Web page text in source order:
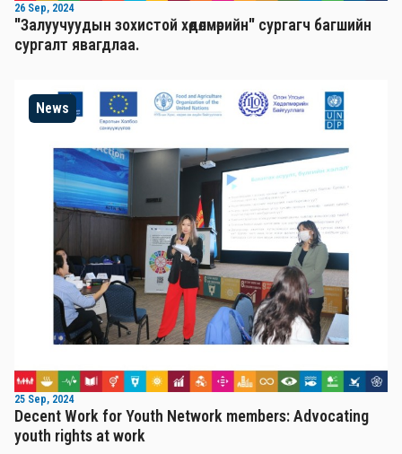
26 Sep, 2024
"Залуучуудын зохистой хөдөлмөрийн" сургагч багшийн
сургалт явагдлаа.
News
25 Sep, 2024
Decent Work for Youth Network members: Advocating
youth rights at work